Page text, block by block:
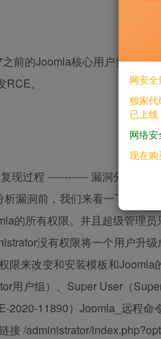
前的Joomla核心用户要求：
。
现过程 ------------ 漏洞分析
漏洞前，我们来看一下
的所有权限。并且超级管理
没有权限将一个用户升
限来改变和安装模板和
用户组）、Super User（
2020-11890）Joomla_远程
接 /administrator/
网安
独家
已上线
网络安
现在购